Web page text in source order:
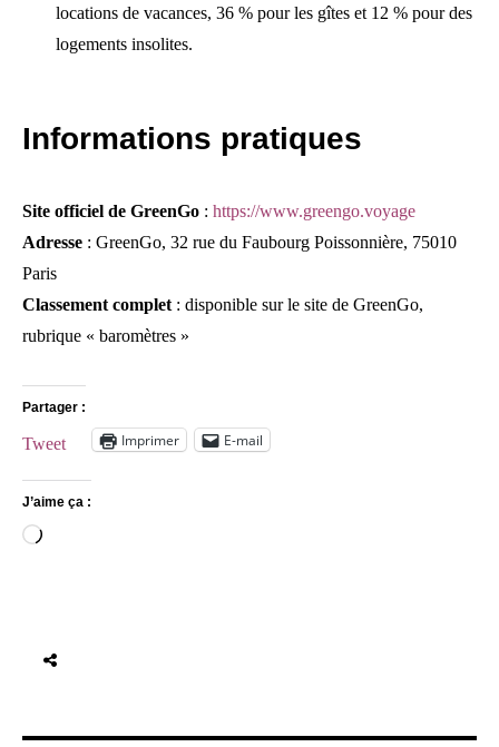
locations de vacances, 36 % pour les gîtes et 12 % pour des
logements insolites.
Informations pratiques
Site officiel de GreenGo : https://www.greengo.voyage
Adresse : GreenGo, 32 rue du Faubourg Poissonnière, 75010
Paris
Classement complet : disponible sur le site de GreenGo,
rubrique « baromètres »
Partager :
Tweet Imprimer E-mail
J’aime ça :
Chargement…